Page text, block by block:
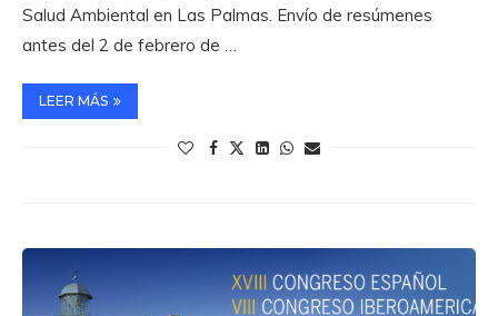
Salud Ambiental en Las Palmas. Envío de resúmenes
antes del 2 de febrero de …
LEER MÁS